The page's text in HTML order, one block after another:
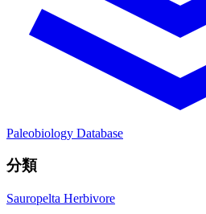
Paleobiology Database
分類
Sauropelta Herbivore